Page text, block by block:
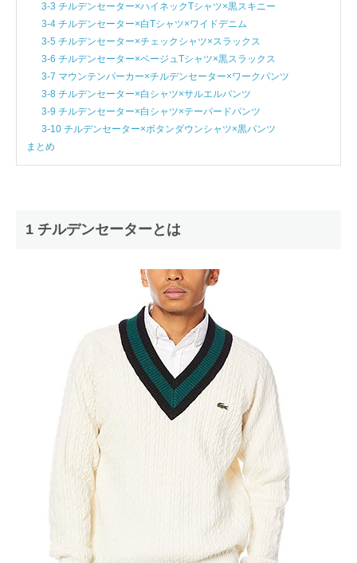
3-3 チルデンセーター×ハイネックTシャツ×黒スキニー
3-4 チルデンセーター×白Tシャツ×ワイドデニム
3-5 チルデンセーター×チェックシャツ×スラックス
3-6 チルデンセーター×ベージュTシャツ×黒スラックス
3-7 マウンテンパーカー×チルデンセーター×ワークパンツ
3-8 チルデンセーター×白シャツ×サルエルパンツ
3-9 チルデンセーター×白シャツ×テーパードパンツ
3-10 チルデンセーター×ボタンダウンシャツ×黒パンツ
まとめ
1 チルデンセーターとは